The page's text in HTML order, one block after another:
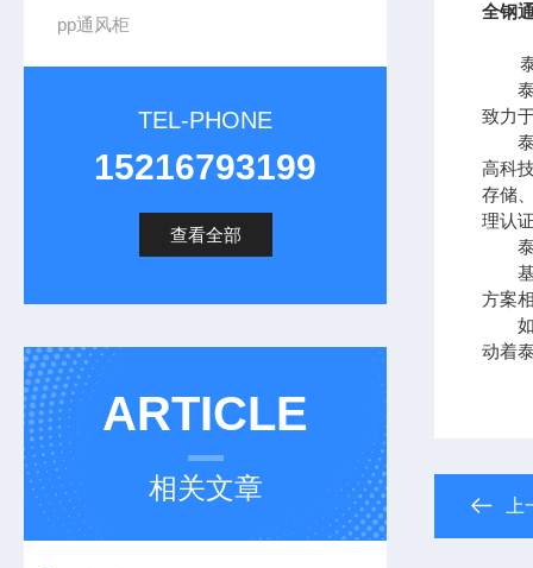
pp通风柜
TEL-PHONE
15216793199
查看全部
ARTICLE
相关文章
全钢
泰思
泰思
致力
泰思
高科
存储
理认
泰思
基于
方案
如
动着